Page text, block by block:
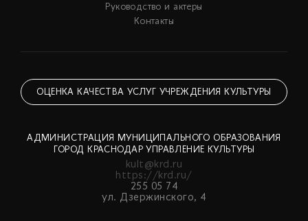
Руководство и актеры
Контакты
ОЦЕНКА КАЧЕСТВА УСЛУГ УЧРЕЖДЕНИЯ КУЛЬТУРЫ
АДМИНИСТРАЦИЯ МУНИЦИПАЛЬНОГО ОБРАЗОВАНИЯ
ГОРОД КРАСНОДАР УПРАВЛЕНИЕ КУЛЬТУРЫ
kult@krd.ru
https://krd.ru/
255 05 74
ул. Дзержинского, 4